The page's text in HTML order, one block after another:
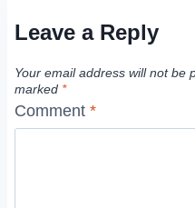
Leave a Reply
Your email address will not be
marked *
Comment *